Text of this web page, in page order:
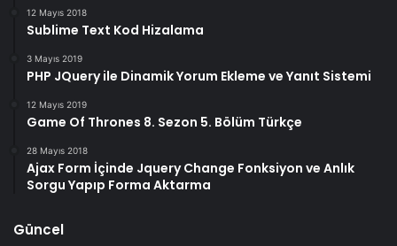
12 Mayıs 2018
Sublime Text Kod Hizalama
3 Mayıs 2019
PHP JQuery ile Dinamik Yorum Ekleme ve Yanıt Sistemi
12 Mayıs 2019
Game Of Thrones 8. Sezon 5. Bölüm Türkçe
28 Mayıs 2018
Ajax Form İçinde Jquery Change Fonksiyon ve Anlık
Sorgu Yapıp Forma Aktarma
Güncel